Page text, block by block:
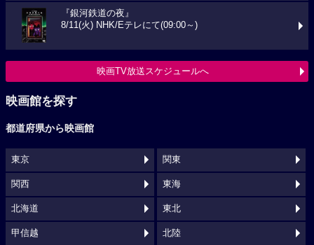
『銀河鉄道の夜』
8/11(火) NHK/Eテレにて(09:00～)
映画TV放送スケジュールへ
映画館を探す
都道府県から映画館
東京 関東
関西 東海
北海道 東北
甲信越 北陸